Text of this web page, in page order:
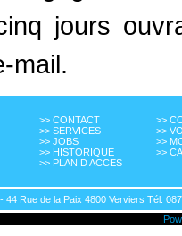
jours
mail.
>> CONTACT
>> SERVICES
>> JOBS
>> HISTORIQUE
>> PLAN D ACCES
>>
>>
>>
>>
44 Rue de la Paix 4800 Verviers Tél: